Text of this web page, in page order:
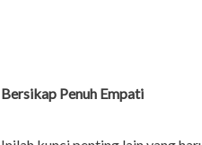
Bersikap Penuh Empati